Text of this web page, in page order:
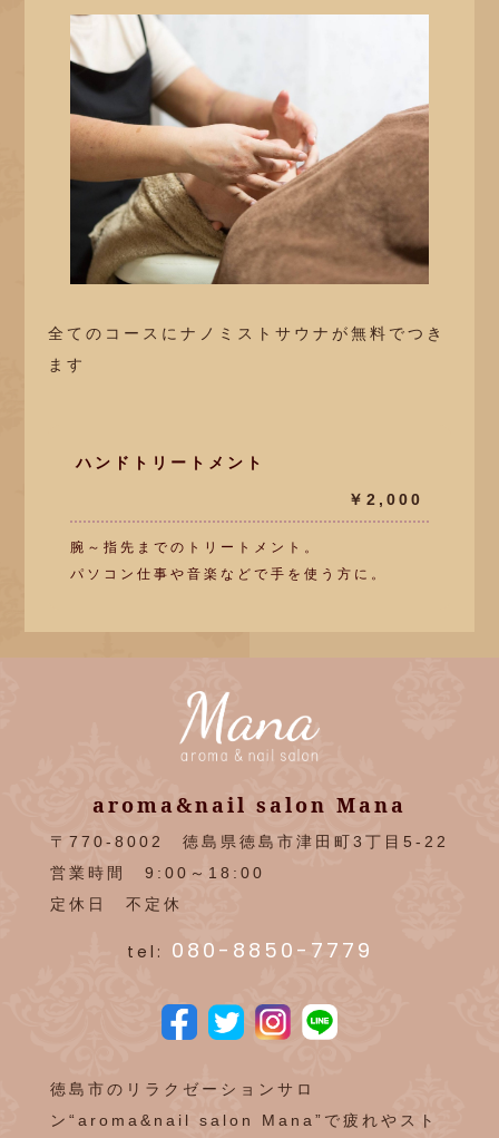
全てのコースにナノミストサウナが無料でつき
ます
ハンドトリートメント
￥2,000
腕～指先までのトリートメント。
パソコン仕事や音楽などで手を使う方に。
aroma&nail salon Mana
〒770-8002 徳島県徳島市津田町3丁目5-22
営業時間 9:00～18:00
定休日 不定休
tel: 080-8850-7779
徳島市のリラクゼーションサロ
ン“aroma&nail salon Mana”で疲れやスト